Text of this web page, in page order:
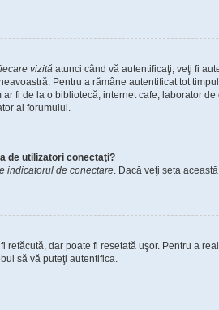
vizită atunci când vă autentificaţi, veţi fi
Pentru a rămâne autentificat tot
fi de la o bibliotecă, internet cafe, laborator
al forumului.
de utilizatori conectaţi?
indicatorul de conectare. Dacă veţi seta
refăcută, dar poate fi resetată uşor. Pentru a
să vă puteţi autentifica.